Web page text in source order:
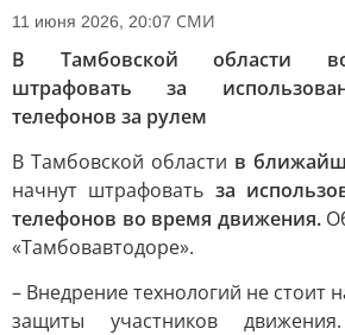
11 июня 2026, 20:07 СМИ
В Тамбовской области
штрафовать за
телефонов за рулем
В Тамбовской области в
начнут штрафовать за
телефонов во время движения.
«Тамбовавтодоре».
– Внедрение технологий не стоит
защиты участников